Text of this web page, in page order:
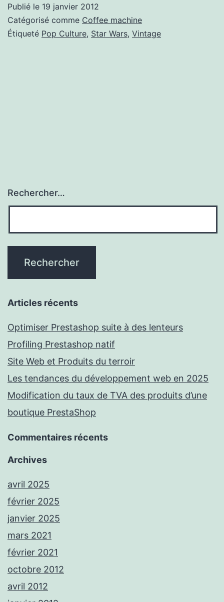
Publié le 19 janvier 2012
Catégorisé comme Coffee machine
Étiqueté Pop Culture, Star Wars, Vintage
Rechercher…
Articles récents
Optimiser Prestashop suite à des lenteurs
Profiling Prestashop natif
Site Web et Produits du terroir
Les tendances du développement web en 2025
Modification du taux de TVA des produits d’une
boutique PrestaShop
Commentaires récents
Archives
avril 2025
février 2025
janvier 2025
mars 2021
février 2021
octobre 2012
avril 2012